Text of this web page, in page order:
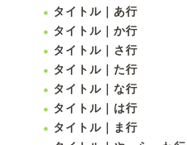
タイトル｜あ行
タイトル｜か行
タイトル｜さ行
タイトル｜た行
タイトル｜な行
タイトル｜は行
タイトル｜ま行